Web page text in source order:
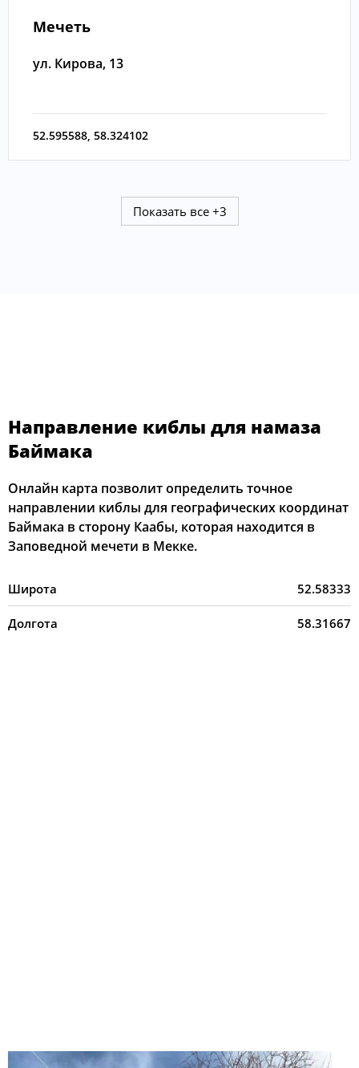
Мечеть
ул. Кирова, 13
52.595588, 58.324102
Показать все +3
Направление киблы для намаза
Баймака
Онлайн карта позволит определить точное
направлении киблы для географических координат
Баймака в сторону Каабы, которая находится в
Заповедной мечети в Мекке.
Широта 52.58333
Долгота 58.31667